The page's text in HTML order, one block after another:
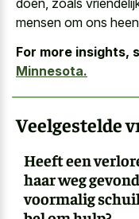
doen, zoals
mensen om ons
For more insights,
Minnesota.
Veelgestelde
Heeft een
haar weg
voormalig